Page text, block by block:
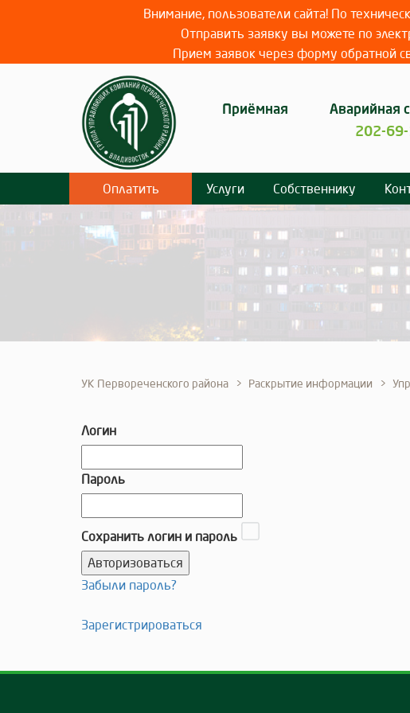
Внимание, пользователи сайта! По
Отправить заявку вы можете по
Прием заявок через форму обратной
Приёмная Аварийная
202-
Оплатить Услуги Собственнику
УК Первореченского района Раскрытие информации
Логин
Пароль
Сохранить логин и пароль
Забыли пароль?
Зарегистрироваться